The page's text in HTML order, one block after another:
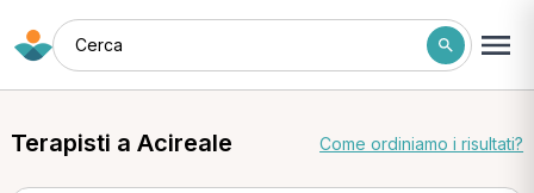
Cerca
Terapisti a Acireale Come ordiniamo i risultati?